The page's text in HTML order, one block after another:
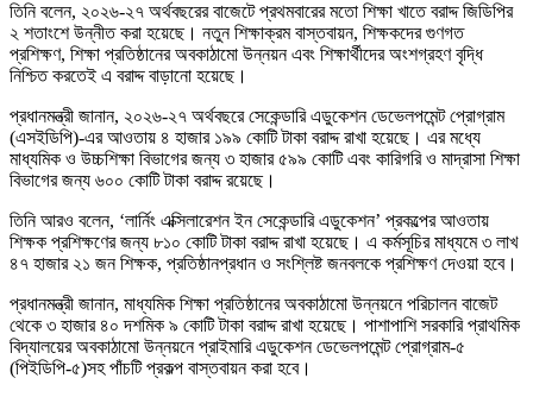
তিনি বলেন, ২০২৬-২৭ অর্থবছরের বাজেটে প্রথমবারের মতো শিক্ষা খাতে বরাদ্দ জিডিপির
২ শতাংশে উন্নীত করা হয়েছে। নতুন শিক্ষাক্রম বাস্তবায়ন, শিক্ষকদের গুণগত
প্রশিক্ষণ, শিক্ষা প্রতিষ্ঠানের অবকাঠামো উন্নয়ন এবং শিক্ষার্থীদের অংশগ্রহণ বৃদ্ধি
নিশ্চিত করতেই এ বরাদ্দ বাড়ানো হয়েছে।
প্রধানমন্ত্রী জানান, ২০২৬-২৭ অর্থবছরে সেকেন্ডারি এডুকেশন ডেভেলপমেন্ট প্রোগ্রাম
(এসইডিপি)-এর আওতায় ৪ হাজার ১৯৯ কোটি টাকা বরাদ্দ রাখা হয়েছে। এর মধ্যে
মাধ্যমিক ও উচ্চশিক্ষা বিভাগের জন্য ৩ হাজার ৫৯৯ কোটি এবং কারিগরি ও মাদ্রাসা শিক্ষা
বিভাগের জন্য ৬০০ কোটি টাকা বরাদ্দ রয়েছে।
তিনি আরও বলেন, ‘লার্নিং এক্সিলারেশন ইন সেকেন্ডারি এডুকেশন’ প্রকল্পের আওতায়
শিক্ষক প্রশিক্ষণের জন্য ৮১০ কোটি টাকা বরাদ্দ রাখা হয়েছে। এ কর্মসূচির মাধ্যমে ৩ লাখ
৪৭ হাজার ২১ জন শিক্ষক, প্রতিষ্ঠানপ্রধান ও সংশ্লিষ্ট জনবলকে প্রশিক্ষণ দেওয়া হবে।
প্রধানমন্ত্রী জানান, মাধ্যমিক শিক্ষা প্রতিষ্ঠানের অবকাঠামো উন্নয়নে পরিচালন বাজেট
থেকে ৩ হাজার ৪০ দশমিক ৯ কোটি টাকা বরাদ্দ রাখা হয়েছে। পাশাপাশি সরকারি প্রাথমিক
বিদ্যালয়ের অবকাঠামো উন্নয়নে প্রাইমারি এডুকেশন ডেভেলপমেন্ট প্রোগ্রাম-৫
(পিইডিপি-৫)সহ পাঁচটি প্রকল্প বাস্তবায়ন করা হবে।